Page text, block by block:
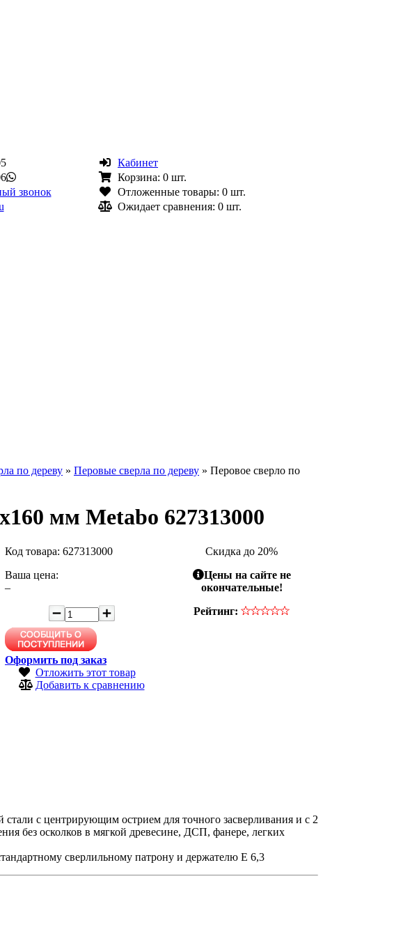
звонок
Кабинет
Корзина: 0 шт.
Отложенные товары: 0 шт.
Ожидает сравнения: 0 шт.
по дереву » Перовые сверла по дереву » Перовое сверло по
мм Metabo 627313000
Код товара: 627313000
Ваша цена:
–
Оформить под заказ
Отложить этот товар
Добавить к сравнению
Скидка до 20%
Цены на сайте не
окончательные!
Рейтинг:
с центрирующим острием для точного засверливания и с 2
без осколков в мягкой древесине, ДСП, фанере, легких
сверлильному патрону и держателю E 6,3